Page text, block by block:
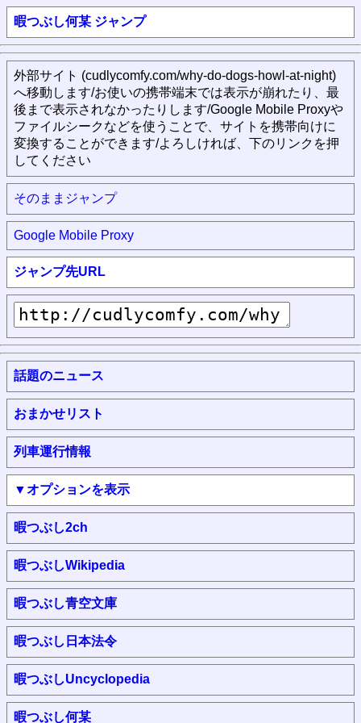
暇つぶし何某 ジャンプ
外部サイト (cudlycomfy.com/why-do-dogs-howl-at-night)
へ移動します/お使いの携帯端末では表示が崩れたり、最
後まで表示されなかったりします/Google Mobile Proxyや
ファイルシークなどを使うことで、サイトを携帯向けに
変換することができます/よろしければ、下のリンクを押
してください
そのままジャンプ
Google Mobile Proxy
ジャンプ先URL
話題のニュース
おまかせリスト
列車運行情報
▼オプションを表示
暇つぶし2ch
暇つぶしWikipedia
暇つぶし青空文庫
暇つぶし日本法令
暇つぶしUncyclopedia
暇つぶし何某